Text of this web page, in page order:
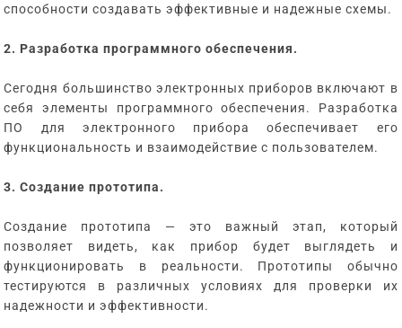
способности создавать эффективные и надежные схемы.
2. Разработка программного обеспечения.
Сегодня большинство электронных приборов включают в
себя элементы программного обеспечения. Разработка
ПО для электронного прибора обеспечивает его
функциональность и взаимодействие с пользователем.
3. Создание прототипа.
Создание прототипа — это важный этап, который
позволяет видеть, как прибор будет выглядеть и
функционировать в реальности. Прототипы обычно
тестируются в различных условиях для проверки их
надежности и эффективности.